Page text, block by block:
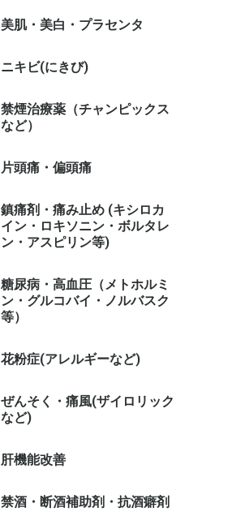
美肌・美白・プラセンタ
ニキビ(にきび)
禁煙治療薬（チャンピックス
など）
片頭痛・偏頭痛
鎮痛剤・痛み止め (キシロカ
イン・ロキソニン・ボルタレ
ン・アスピリン等)
糖尿病・高血圧（メトホルミ
ン・グルコバイ・ノルバスク
等）
花粉症(アレルギーなど)
ぜんそく・痛風(ザイロリック
など)
肝機能改善
禁酒・断酒補助剤・抗酒癖剤